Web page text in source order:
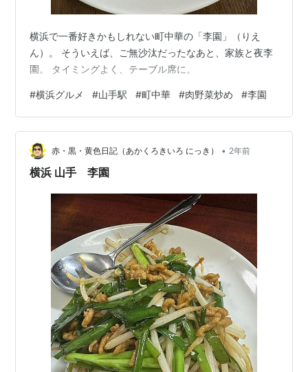
横浜で一番好きかもしれない町中華の「李園」（りえ
ん）。 そういえば、ご無沙汰だったなあと、家族と夜李
園。 タイミングよく、テーブル席に。
#横浜グルメ #山手駅 #町中華 #肉野菜炒め #李園
赤・黒・黄色日記（あかくろきいろ にっき） • 2年前
横浜 山手 李園